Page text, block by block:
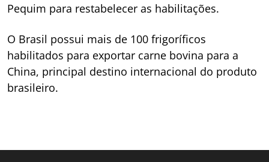
Pequim para restabelecer as habilitações.
O Brasil possui mais de 100 frigoríficos
habilitados para exportar carne bovina para a
China, principal destino internacional do produto
brasileiro.